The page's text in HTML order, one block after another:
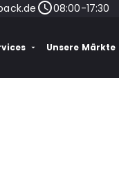
08:00-17:30
Unsere Märkte